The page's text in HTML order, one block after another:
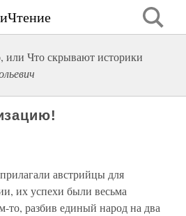
или Что скрывают историки
австрийцы для
их успехи были весьма
то, разбив единый народ на два